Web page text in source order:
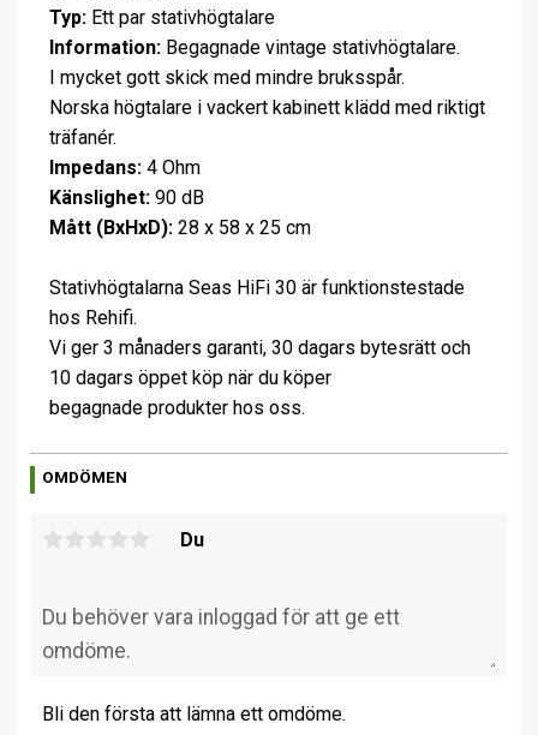
Typ: Ett par stativhögtalare
Information: Begagnade vintage stativhögtalare.
I mycket gott skick med mindre bruksspår.
Norska högtalare i vackert kabinett klädd med riktigt
träfanér.
Impedans: 4 Ohm
Känslighet: 90 dB
Mått (BxHxD): 28 x 58 x 25 cm
Stativhögtalarna Seas HiFi 30 är funktionstestade
hos Rehifi.
Vi ger 3 månaders garanti, 30 dagars bytesrätt och
10 dagars öppet köp när du köper
begagnade produkter hos oss.
OMDÖMEN
Du
Bli den första att lämna ett omdöme.